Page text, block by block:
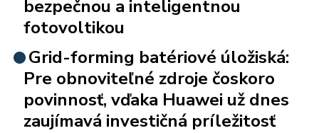
bezpečnou a inteligentnou
fotovoltikou
Grid-forming batériové úložiská:
Pre obnoviteľné zdroje čoskoro
povinnosť, vďaka Huawei už dnes
zaujímavá investičná príležitosť